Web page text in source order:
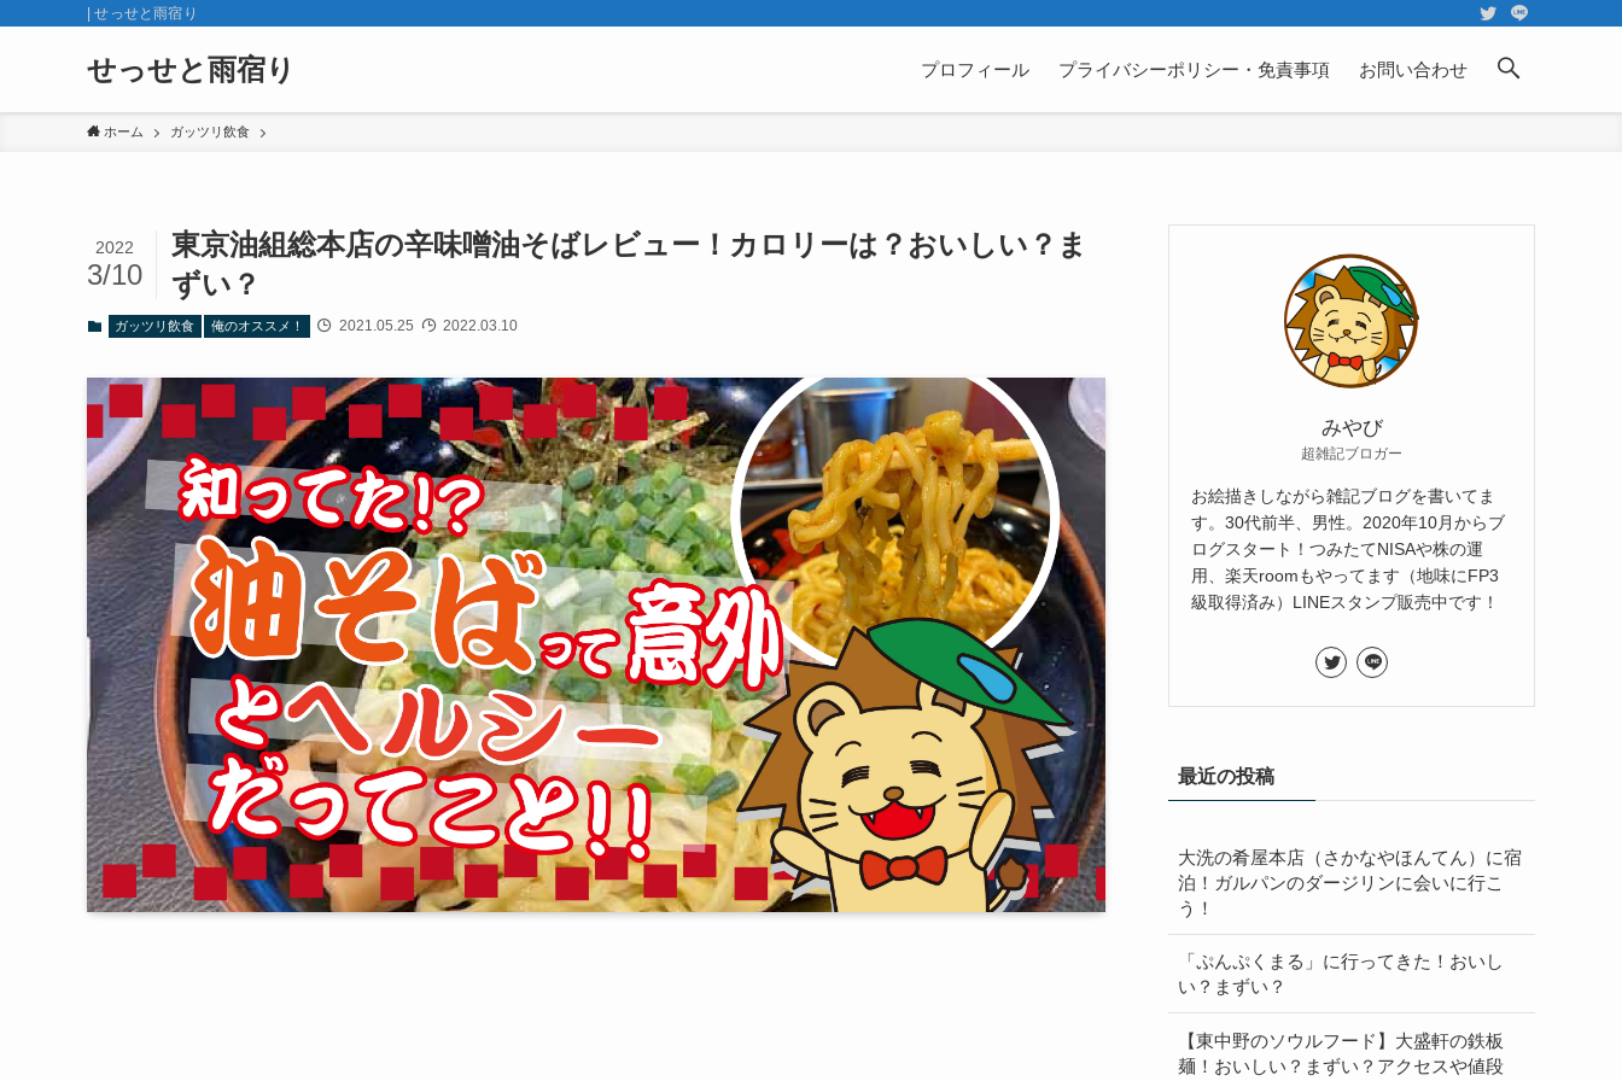
| せっせと雨宿り
せっせと雨宿り プロフィール プライバシーポリシー・免責事項 お問い合わせ
ホーム ガッツリ飲食
東京油組総本店の辛味噌油そばレビュー！カロリーは？おいしい？ま
ずい？
2022
3/10
ガッツリ飲食 俺のオススメ！ 2021.05.25 2022.03.10
みやび
超雑記ブロガー
お絵描きしながら雑記ブログを書いてま
す。30代前半、男性。2020年10月からブ
ログスタート！つみたてNISAや株の運
用、楽天roomもやってます（地味にFP3
級取得済み）LINEスタンプ販売中です！
最近の投稿
大洗の肴屋本店（さかなやほんてん）に宿
泊！ガルパンのダージリンに会いに行こ
う！
「ぷんぷくまる」に行ってきた！おいし
い？まずい？
【東中野のソウルフード】大盛軒の鉄板
麺！おいしい？まずい？アクセスや値段